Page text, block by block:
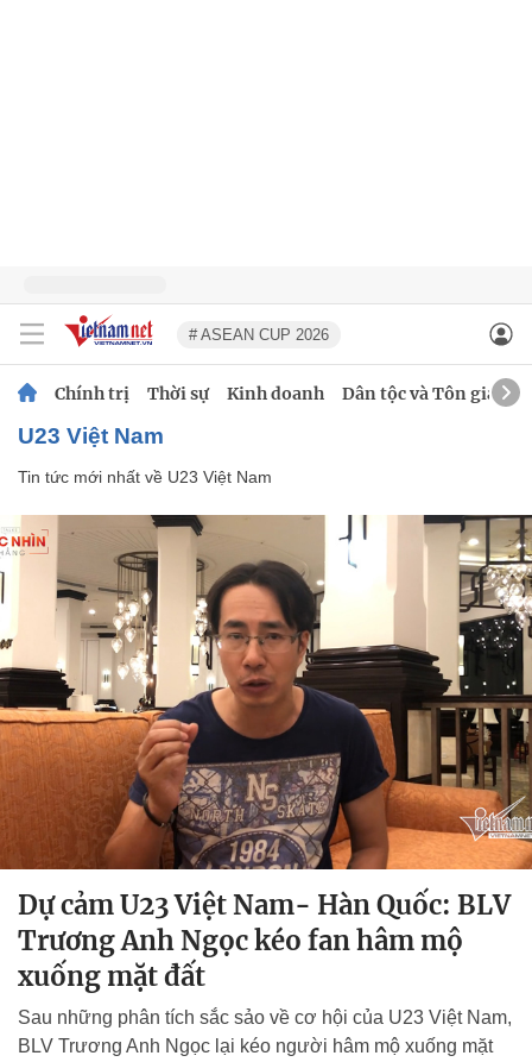
# ASEAN CUP 2026
Chính trị Thời sự Kinh doanh Dân tộc và Tôn giáo
U23 Việt Nam
Tin tức mới nhất về U23 Việt Nam
Dự cảm U23 Việt Nam- Hàn Quốc: BLV
Trương Anh Ngọc kéo fan hâm mộ
xuống mặt đất
Sau những phân tích sắc sảo về cơ hội của U23 Việt Nam,
BLV Trương Anh Ngọc lại kéo người hâm mộ xuống mặt